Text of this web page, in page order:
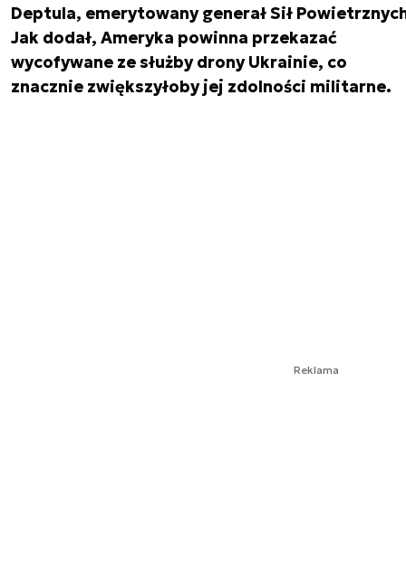
Deptula, emerytowany generał Sił
Jak dodał, Ameryka powinna przekazać
wycofywane ze służby drony Ukrainie, co
znacznie zwiększyłoby jej zdolności militarne.
Reklama